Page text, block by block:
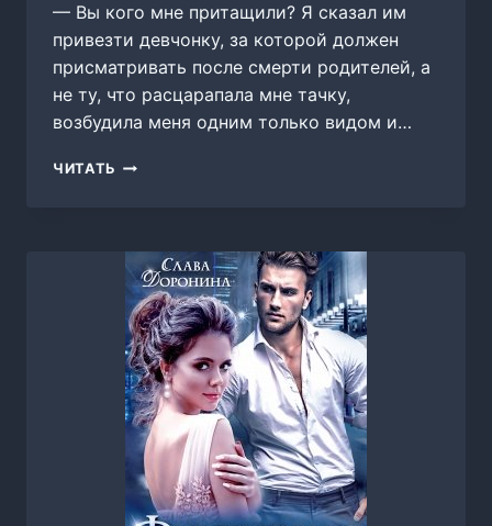
— Вы кого мне притащили? Я сказал им
привезти девчонку, за которой должен
присматривать после смерти родителей, а
не ту, что расцарапала мне тачку,
возбудила меня одним только видом и…
ЧИТАТЬ ТАЙНАЯ
ВИКТОРИЯ
ВИШНЕВСКАЯ